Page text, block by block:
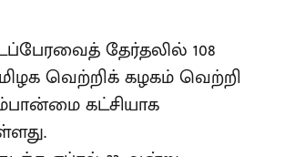
தேர்தலில் 108
வெற்றிக் கழகம் வெற்றி
கட்சியாக